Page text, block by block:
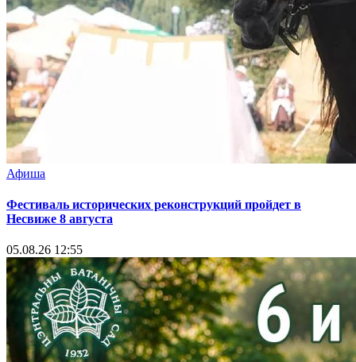
Афиша
Фестиваль исторических реконструкций пройдет в
Несвиже 8 августа
05.08.26 12:55